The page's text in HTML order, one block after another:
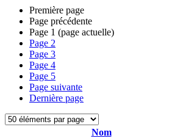
Première page
Page précédente
Page 1 (page actuelle)
Page 2
Page 3
Page 4
Page 5
Page suivante
Dernière page
Nom